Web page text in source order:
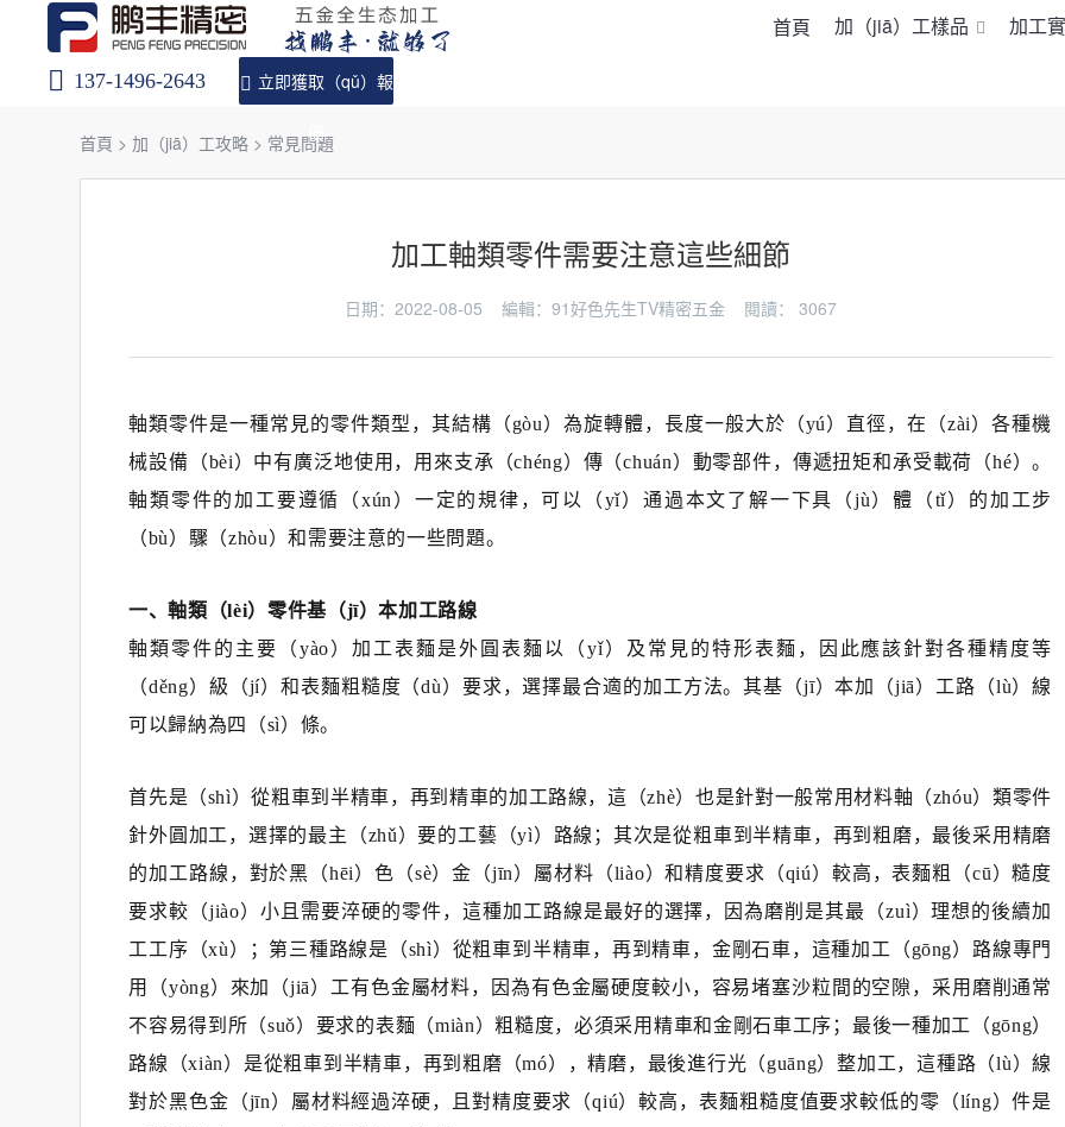
首頁 加（jiā）工樣品 加工
137-1496-2643 立即獲取（qǔ）報
價
首頁 >加（jiā）工攻略 > 常見問題
加工軸類零件需要注意這些細節
日期：2022-08-05 編輯：91好色先生TV精密五金 閱讀： 3067
軸類零件是一種常見的零件類型，其結構（gòu）為旋轉體，長度一般大於（yú）直徑，在（zài）各種機
械設備（bèi）中有廣泛地使用，用來支承（chéng）傳（chuán）動零部件，傳遞扭矩和承受載荷（hé）。
軸類零件的加工要遵循（xún）一定的規律，可以（yǐ）通過本文了解一下具（jù）體（tǐ）的加工步
（bù）驟（zhòu）和需要注意的一些問題。
一、軸類（lèi）零件基（jī）本加工路線
軸類零件的主要（yào）加工表麵是外圓表麵以（yǐ）及常見的特形表麵，因此應該針對各種精度等
（děng）級（jí）和表麵粗糙度（dù）要求，選擇最合適的加工方法。其基（jī）本加（jiā）工路（lù）線
可以歸納為四（sì）條。
首先是（shì）從粗車到半精車，再到精車的加工路線，這（zhè）也是針對一般常用材料軸（zhóu）類零件
針外圓加工，選擇的最主（zhǔ）要的工藝（yì）路線；其次是從粗車到半精車，再到粗磨，最後采用精磨
的加工路線，對於黑（hēi）色（sè）金（jīn）屬材料（liào）和精度要求（qiú）較高，表麵粗（cū）糙度
要求較（jiào）小且需要淬硬的零件，這種加工路線是最好的選擇，因為磨削是其最（zuì）理想的後續加
工工序（xù）；第三種路線是（shì）從粗車到半精車，再到精車，金剛石車，這種加工（gōng）路線專門
用（yòng）來加（jiā）工有色金屬材料，因為有色金屬硬度較小，容易堵塞沙粒間的空隙，采用磨削通常
不容易得到所（suǒ）要求的表麵（miàn）粗糙度，必須采用精車和金剛石車工序；最後一種加工（gōng）
路線（xiàn）是從粗車到半精車，再到粗磨（mó），精磨，最後進行光（guāng）整加工，這種路（lù）線
對於黑色金（jīn）屬材料經過淬硬，且對精度要求（qiú）較高，表麵粗糙度值要求較低的零（líng）件是